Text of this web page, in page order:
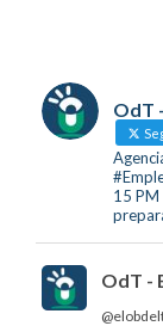
OdT
15 PM
OdT -